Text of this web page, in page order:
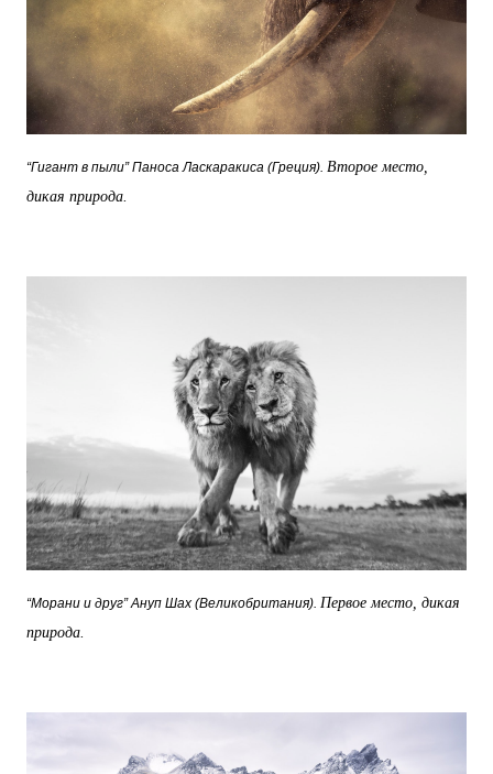
“Гигант в пыли” Паноса Ласкаракиса (Греция). Второе место,
дикая природа.
“Морани и друг” Ануп Шах (Великобритания). Первое место, дикая
природа.